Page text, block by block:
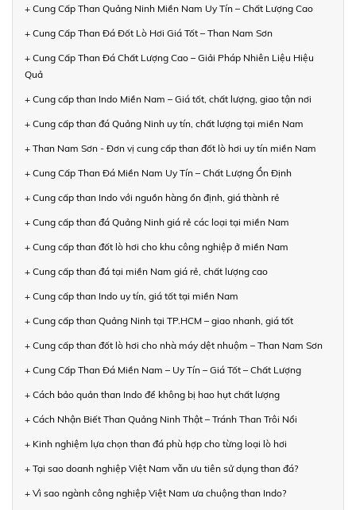
+ Cung Cấp Than Quảng Ninh Miền Nam Uy Tín – Chất Lượng Cao
+ Cung Cấp Than Đá Đốt Lò Hơi Giá Tốt – Than Nam Sơn
+ Cung Cấp Than Đá Chất Lượng Cao – Giải Pháp Nhiên Liệu Hiệu
Quả
+ Cung cấp than Indo Miền Nam – Giá tốt, chất lượng, giao tận nơi
+ Cung cấp than đá Quảng Ninh uy tín, chất lượng tại miền Nam
+ Than Nam Sơn - Đơn vị cung cấp than đốt lò hơi uy tín miền Nam
+ Cung Cấp Than Đá Miền Nam Uy Tín – Chất Lượng Ổn Định
+ Cung cấp than Indo với nguồn hàng ổn định, giá thành rẻ
+ Cung cấp than đá Quảng Ninh giá rẻ các loại tại miền Nam
+ Cung cấp than đốt lò hơi cho khu công nghiệp ở miền Nam
+ Cung cấp than đá tại miền Nam giá rẻ, chất lượng cao
+ Cung cấp than Indo uy tín, giá tốt tại miền Nam
+ Cung cấp than Quảng Ninh tại TP.HCM – giao nhanh, giá tốt
+ Cung cấp than đốt lò hơi cho nhà máy dệt nhuộm – Than Nam Sơn
+ Cung Cấp Than Đá Miền Nam – Uy Tín – Giá Tốt – Chất Lượng
+ Cách bảo quản than Indo để không bị hao hụt chất lượng
+ Cách Nhận Biết Than Quảng Ninh Thật – Tránh Than Trôi Nổi
+ Kinh nghiệm lựa chọn than đá phù hợp cho từng loại lò hơi
+ Tại sao doanh nghiệp Việt Nam vẫn ưu tiên sử dụng than đá?
+ Vì sao ngành công nghiệp Việt Nam ưa chuộng than Indo?